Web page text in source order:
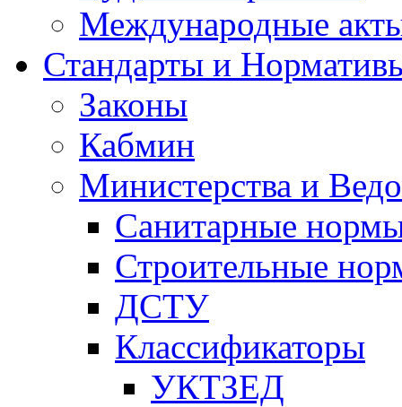
Международные
Стандарты и
Законы
Кабмин
Министерства и
Санитарные
Строительные
ДСТУ
Классификаторы
УКТЗЕД